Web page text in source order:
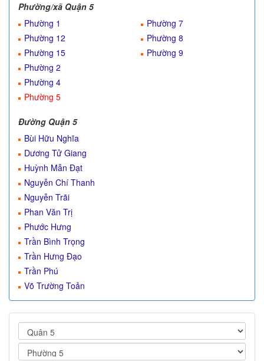
Phường/xã Quận 5
Phường 1
Phường 12
Phường 15
Phường 2
Phường 4
Phường 5
Phường 7
Phường 8
Phường 9
Đường Quận 5
Bùi Hữu Nghĩa
Dương Tử Giang
Huỳnh Mẫn Đạt
Nguyễn Chí Thanh
Nguyễn Trãi
Phan Văn Trị
Phước Hưng
Trần Bình Trọng
Trần Hưng Đạo
Trần Phú
Võ Trường Toản